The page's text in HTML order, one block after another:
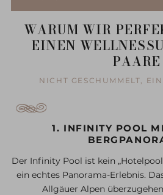
WARUM WIR
EINEN
PAARE
NICHT GESCHUMMELT,
1. INFINITY POOL
Der Infinity Pool ist kein
ein echtes Panorama-Erlebnis.
Allgäuer Alpen